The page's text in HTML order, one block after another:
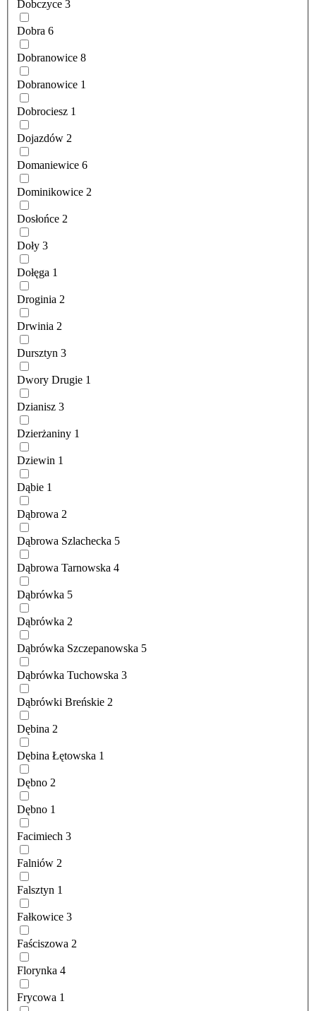
Dobczyce 3
Dobra 6
Dobranowice 8
Dobranowice 1
Dobrociesz 1
Dojazdów 2
Domaniewice 6
Dominikowice 2
Dosłońce 2
Doły 3
Dołęga 1
Droginia 2
Drwinia 2
Dursztyn 3
Dwory Drugie 1
Dzianisz 3
Dzierżaniny 1
Dziewin 1
Dąbie 1
Dąbrowa 2
Dąbrowa Szlachecka 5
Dąbrowa Tarnowska 4
Dąbrówka 5
Dąbrówka 2
Dąbrówka Szczepanowska 5
Dąbrówka Tuchowska 3
Dąbrówki Breńskie 2
Dębina 2
Dębina Łętowska 1
Dębno 2
Dębno 1
Facimiech 3
Falniów 2
Falsztyn 1
Fałkowice 3
Faściszowa 2
Florynka 4
Frycowa 1